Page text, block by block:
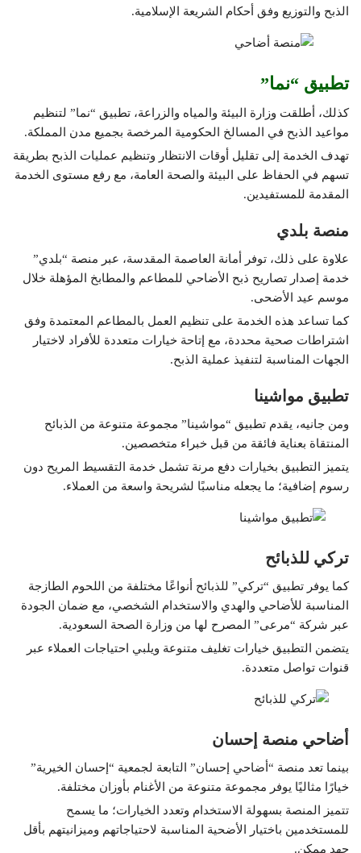
الذبح والتوزيع وفق أحكام الشريعة الإسلامية.
تطبيق “نما”
كذلك، أطلقت وزارة البيئة والمياه والزراعة، تطبيق “نما” لتنظيم
مواعيد الذبح في المسالخ الحكومية المرخصة بجميع مدن المملكة.
تهدف الخدمة إلى تقليل أوقات الانتظار وتنظيم عمليات الذبح بطريقة
تسهم في الحفاظ على البيئة والصحة العامة، مع رفع مستوى الخدمة
المقدمة للمستفيدين.
منصة بلدي
علاوة على ذلك، توفر أمانة العاصمة المقدسة، عبر منصة “بلدي”
خدمة إصدار تصاريح ذبح الأضاحي للمطاعم والمطابخ المؤهلة خلال
موسم عيد الأضحى.
كما تساعد هذه الخدمة على تنظيم العمل بالمطاعم المعتمدة وفق
اشتراطات صحية محددة، مع إتاحة خيارات متعددة للأفراد لاختيار
الجهات المناسبة لتنفيذ عملية الذبح.
تطبيق مواشينا
ومن جانيه، يقدم تطبيق “مواشينا” مجموعة متنوعة من الذبائح
المنتقاة بعناية فائقة من قبل خبراء متخصصين.
يتميز التطبيق بخيارات دفع مرنة تشمل خدمة التقسيط المريح دون
رسوم إضافية؛ ما يجعله مناسبًا لشريحة واسعة من العملاء.
تركي للذبائح
كما يوفر تطبيق “تركي” للذبائح أنواعًا مختلفة من اللحوم الطازجة
المناسبة للأضاحي والهدي والاستخدام الشخصي، مع ضمان الجودة
عبر شركة “مرعى” المصرح لها من وزارة الصحة السعودية.
يتضمن التطبيق خيارات تغليف متنوعة ويلبي احتياجات العملاء عبر
قنوات تواصل متعددة.
أضاحي منصة إحسان
بينما تعد منصة “أضاحي إحسان” التابعة لجمعية “إحسان الخيرية”
خيارًا مثاليًا يوفر مجموعة متنوعة من الأغنام بأوزان مختلفة.
تتميز المنصة بسهولة الاستخدام وتعدد الخيارات؛ ما يسمح
للمستخدمين باختيار الأضحية المناسبة لاحتياجاتهم وميزانيتهم بأقل
جهد ممكن.